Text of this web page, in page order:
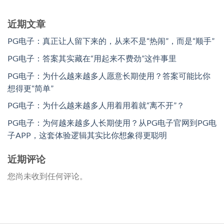
近期文章
PG电子：真正让人留下来的，从来不是“热闹”，而是“顺手”
PG电子：答案其实藏在“用起来不费劲”这件事里
PG电子：为什么越来越多人愿意长期使用？答案可能比你
想得更“简单”
PG电子：为什么越来越多人用着用着就“离不开”？
PG电子：为何越来越多人长期使用？从PG电子官网到PG电
子APP，这套体验逻辑其实比你想象得更聪明
近期评论
您尚未收到任何评论。